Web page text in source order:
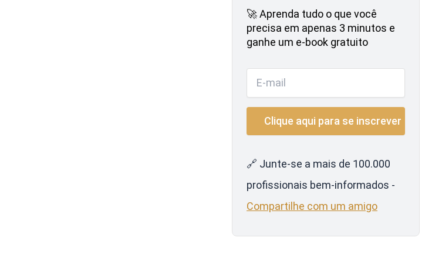
🚀 Aprenda tudo o que você
precisa em apenas 3 minutos e
ganhe um e-book gratuito
🔗 Junte-se a mais de 100.000
profissionais bem-informados -
Compartilhe com um amigo